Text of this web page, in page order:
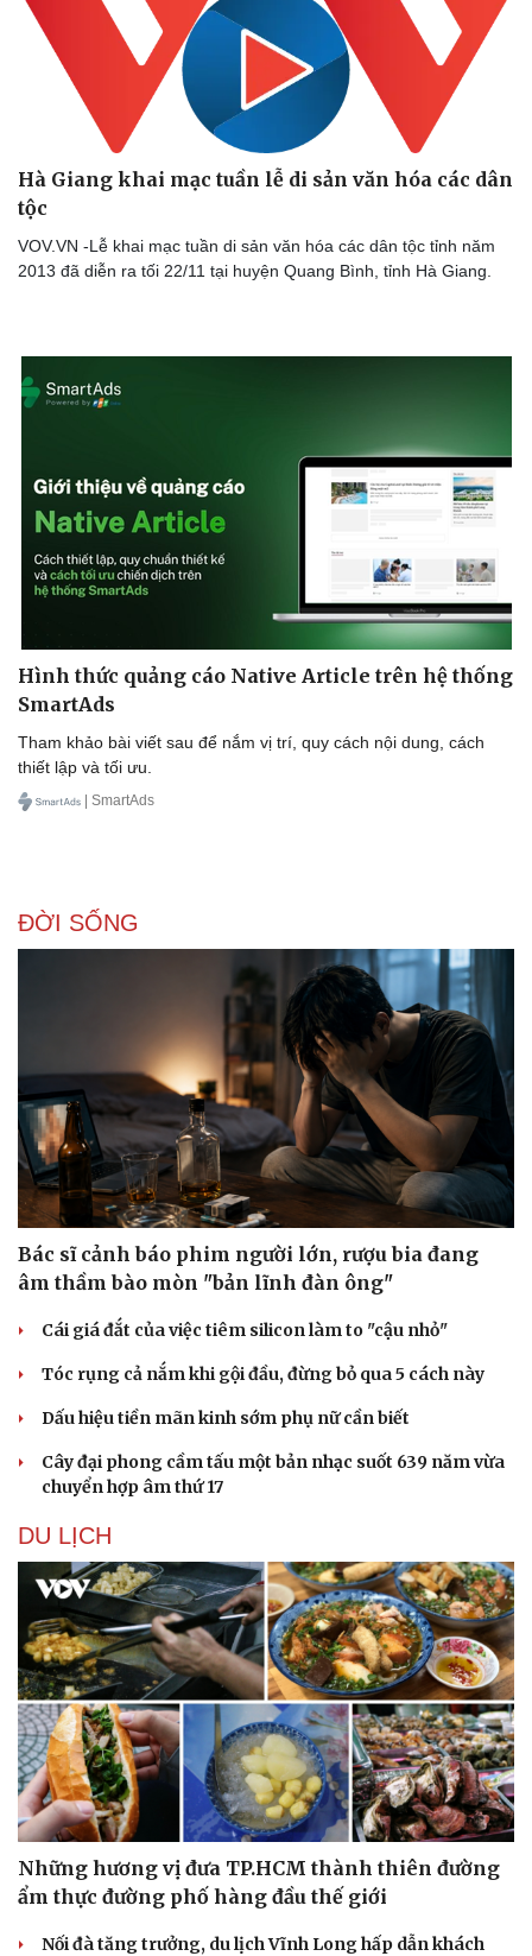
Sức khỏe
Dinh dưỡng - món ngon
Sản phụ khoa
Nam khoa
Làm đẹp - giảm cân
Phòng mạch online
Ăn sạch sống khỏe
Đời sống
Nhà đẹp
Tình yêu - Gia đình
Hà Giang khai mạc tuần lễ di sản văn hóa các dân
tộc
VOV.VN -Lễ khai mạc tuần di sản văn hóa các dân tộc tỉnh năm
2013 đã diễn ra tối 22/11 tại huyện Quang Bình, tỉnh Hà Giang.
Hình thức quảng cáo Native Article trên hệ thống
SmartAds
Tham khảo bài viết sau để nắm vị trí, quy cách nội dung, cách
thiết lập và tối ưu.
| SmartAds
ĐỜI SỐNG
Bác sĩ cảnh báo phim người lớn, rượu bia đang
âm thầm bào mòn "bản lĩnh đàn ông"
Cái giá đắt của việc tiêm silicon làm to "cậu nhỏ"
Tóc rụng cả nắm khi gội đầu, đừng bỏ qua 5 cách này
Dấu hiệu tiền mãn kinh sớm phụ nữ cần biết
Cây đại phong cầm tấu một bản nhạc suốt 639 năm vừa
chuyển hợp âm thứ 17
DU LỊCH
Những hương vị đưa TP.HCM thành thiên đường
ẩm thực đường phố hàng đầu thế giới
Nối đà tăng trưởng, du lịch Vĩnh Long hấp dẫn khách